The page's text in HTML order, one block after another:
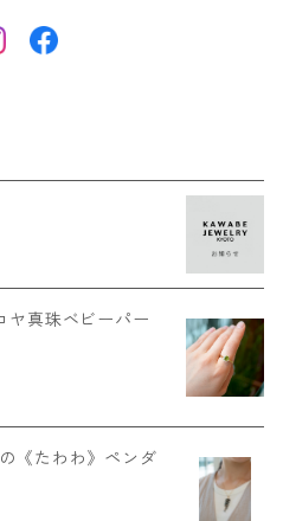
ヤ真珠ベビーパー
《たわわ》ペンダ